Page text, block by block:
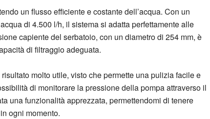
un flusso efficiente e costante dell’acqua. Con un
di 4.500 l/h, il sistema si adatta perfettamente alle
capiente del serbatoio, con un diametro di 254 mm, è
di filtraggio adeguata.
molto utile, visto che permette una pulizia facile e
di monitorare la pressione della pompa attraverso il
una funzionalità apprezzata, permettendomi di tenere
ogni momento.